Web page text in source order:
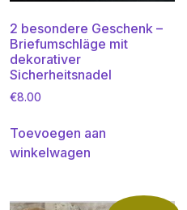
2 besondere Geschenk –
Briefumschläge mit
dekorativer
Sicherheitsnadel
€8.00
Toevoegen aan
winkelwagen